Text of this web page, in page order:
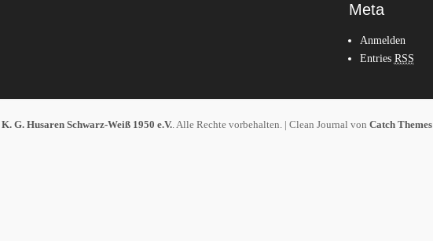
Meta
Anmelden
Entries RSS
K. G. Husaren Schwarz-Weiß 1950 e.V.. Alle Rechte vorbehalten. | Clean Journal von Catch Themes